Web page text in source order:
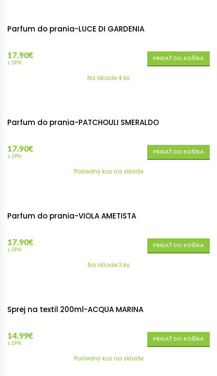
Parfum do prania-LUCE DI GARDENIA
17.90€
s DPH
PRIDAŤ DO KOŠÍKA
Na sklade 4 ks
Parfum do prania-PATCHOULI SMERALDO
17.90€
s DPH
PRIDAŤ DO KOŠÍKA
Posledný kus na sklade
Parfum do prania-VIOLA AMETISTA
17.90€
s DPH
PRIDAŤ DO KOŠÍKA
Na sklade 3 ks
Sprej na textil 200ml-ACQUA MARINA
14.99€
s DPH
PRIDAŤ DO KOŠÍKA
Posledný kus na sklade